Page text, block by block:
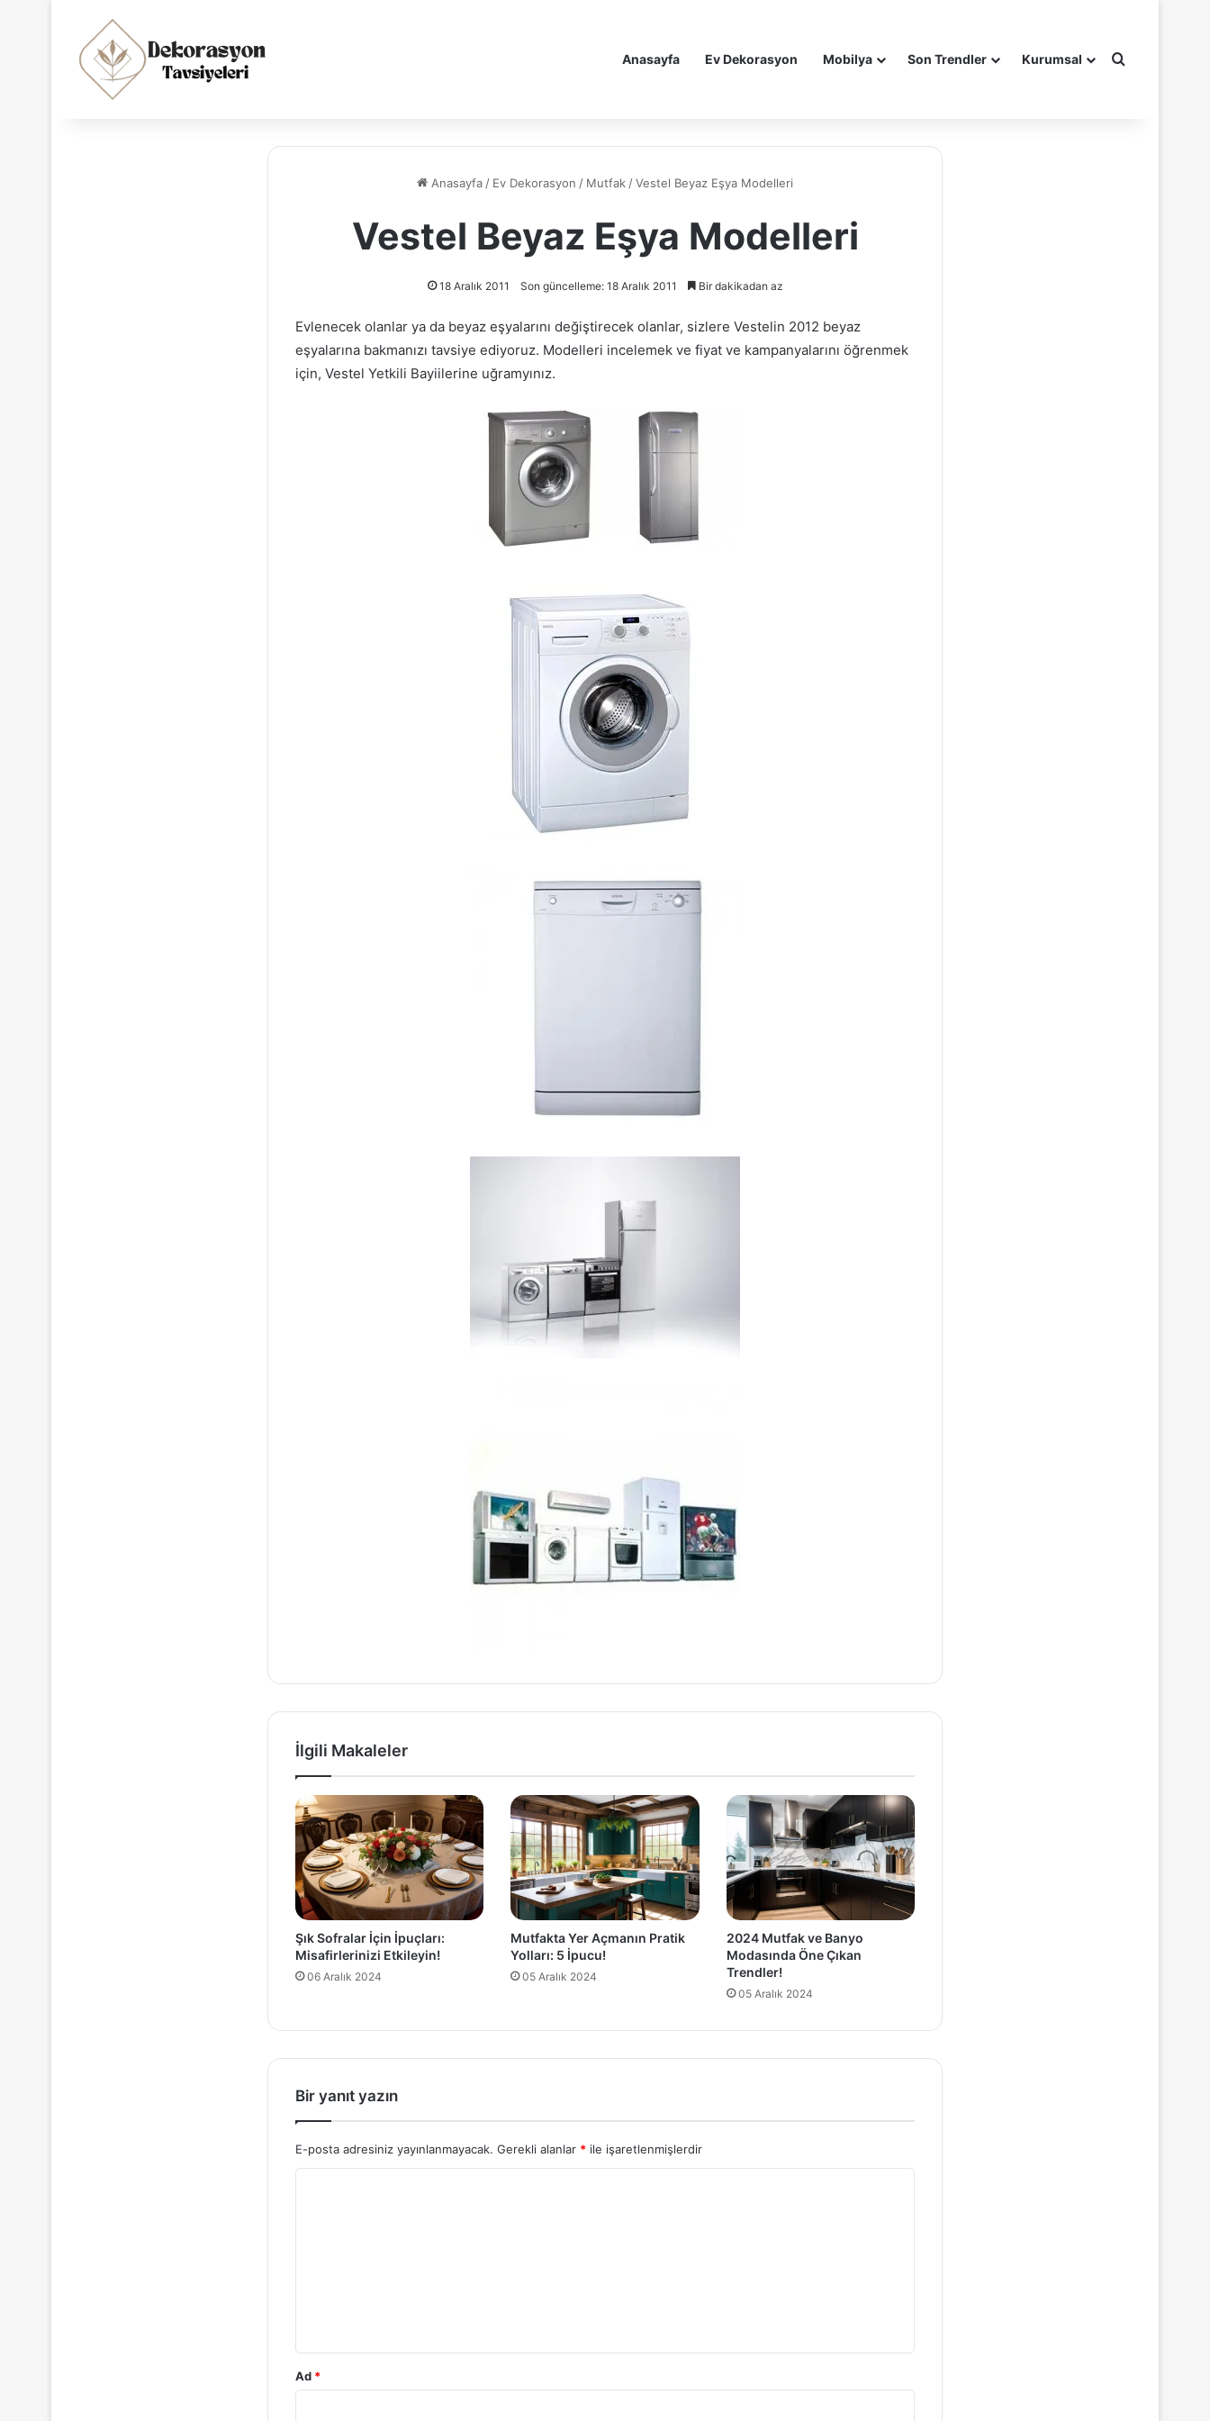
Anasayfa Ev Dekorasyon Mobilya Son Trendler Kurumsal Arama yap
Anasayfa / Ev Dekorasyon / Mutfak /Vestel Beyaz Eşya Modelleri
Vestel Beyaz Eşya Modelleri
18 Aralık 2011 Son güncelleme: 18 Aralık 2011 Bir dakikadan az
Evlenecek olanlar ya da beyaz eşyalarını değiştirecek olanlar, sizlere Vestelin 2012 beyaz
eşyalarına bakmanızı tavsiye ediyoruz. Modelleri incelemek ve fiyat ve kampanyalarını öğrenmek
için, Vestel Yetkili Bayiilerine uğramyınız.
İlgili Makaleler
Şık Sofralar İçin İpuçları:
Misafirlerinizi Etkileyin!
06 Aralık 2024
Mutfakta Yer Açmanın Pratik
Yolları: 5 İpucu!
05 Aralık 2024
2024 Mutfak ve Banyo
Modasında Öne Çıkan
Trendler!
05 Aralık 2024
Bir yanıt yazın
E-posta adresiniz yayınlanmayacak. Gerekli alanlar * ile işaretlenmişlerdir
Ad *